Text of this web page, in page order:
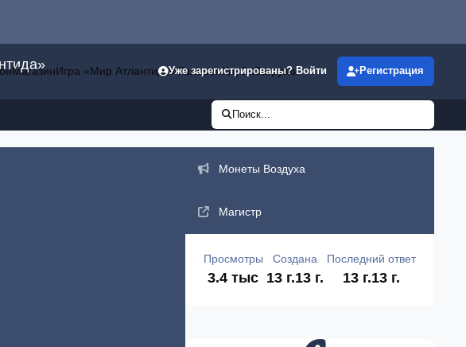
МагазинИгра «Мир Атлантиды»ГалереяКлубыЗагрузки
Уже зарегистрированы? Войти Регистрация
Поиск...
Монеты Воздуха
Магистр
Просмотры
3.4 тыс
Создана
13 г.13 г.
Последний ответ
13 г.13 г.